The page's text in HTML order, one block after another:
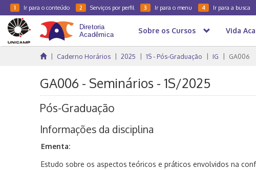
1 Ir para o conteúdo 2 Serviços por perfil 3 Ir para o menu 4 Ir para a busca
Sobre os Cursos Vida
Caderno Horários 2025 1S - Pós-Graduação IG GA006
GA006 - Seminários - 1S/2025
Pós-Graduação
Informações da disciplina
Ementa:
Estudo sobre os aspectos teóricos e práticos envolvidos na